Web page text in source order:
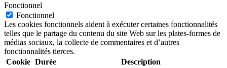
Fonctionnel
Fonctionnel
Les cookies fonctionnels aident à exécuter certaines fonctionnalités
telles que le partage du contenu du site Web sur les plates-formes de
médias sociaux, la collecte de commentaires et d’autres
fonctionnalités tierces.
Cookie Durée Description